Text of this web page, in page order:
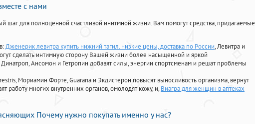
с нами
шаг для полноценной счастливой инитмной жизни. Вам помогут средства, придагаемые
Дженерик левитра купить нижний тагил. низкие цены, доставка по России, Левитра и
сделать интимную сторону Вашей жизни более насыщенной и яркой
Динатроп, Ансомон и Гетропин добавят силы, энергии спортсменам и решат проблемы
Мориамин Форте, Guarana и Экдистерон повысят выносливость организма, вернут
работу многих внутренних органов, омолодят кожу, и, Виагра для женщин в аптеках
Почему нужно покупать именно у нас?